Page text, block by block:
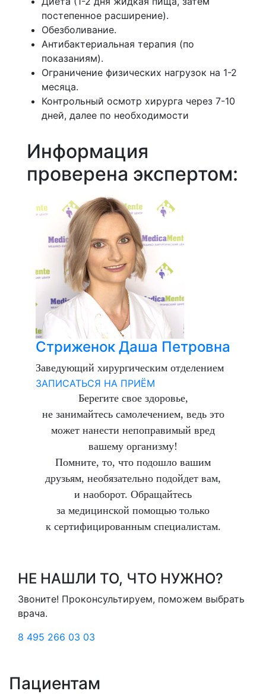
постепенное расширение).
Обезболивание.
Антибактериальная терапия (по
показаниям).
Ограничение физических нагрузок на 1-2
месяца.
Контрольный осмотр хирурга через 7-10
дней, далее по необходимости
Информация
проверена экспертом:
Стриженок Даша Петровна
Заведующий хирургическим отделением
ЗАПИСАТЬСЯ НА ПРИЁМ
Берегите свое здоровье,
не занимайтесь самолечением, ведь это
может нанести непоправимый вред
вашему организму!
Помните, то, что подошло вашим
друзьям, необязательно подойдет вам,
и наоборот. Обращайтесь
за медицинской помощью только
к сертифицированным специалистам.
НЕ НАШЛИ ТО, ЧТО НУЖНО?
Звоните! Проконсультируем, поможем выбрать
врача.
8 495 266 03 03
Пациентам